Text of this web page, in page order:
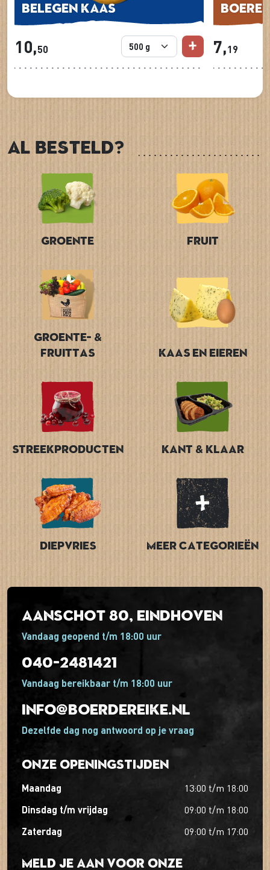
Belegen kaas
10,50 7,19
Al besteld?
Groente Fruit
Groente- &
Fruittas
Kaas en Eieren
Streekproducten Kant & Klaar
Diepvries Meer categorieën
Aanschot 80, Eindhoven
Vandaag geopend t/m 18:00 uur
040-2481421
Vandaag bereikbaar t/m 18:00 uur
info@boerdereike.nl
Dezelfde dag nog antwoord op je vraag
Onze openingstijden
maandag 13:00 t/m 18:00
dinsdag t/m vrijdag 09:00 t/m 18:00
zaterdag 09:00 t/m 17:00
Meld je aan voor onze